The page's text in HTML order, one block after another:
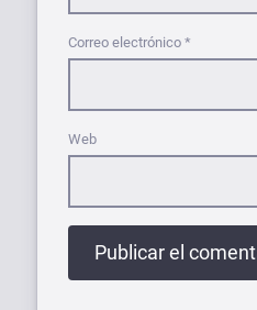
Correo electrónico *
Web